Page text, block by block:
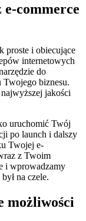
commerce
proste i obiecujące
internetowych
do
Twojego biznesu.
najwyższej jakości
uruchomić Twój
po launch i dalszy
Twojej e-
z Twoim
i wprowadzamy
na czele.
możliwości